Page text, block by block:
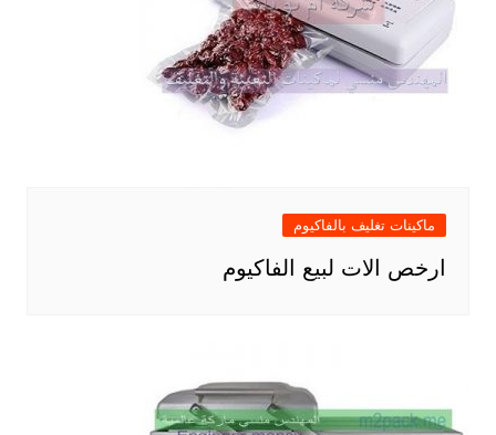
ماكينات تغليف بالفاكيوم
ارخص الات لبيع الفاكيوم